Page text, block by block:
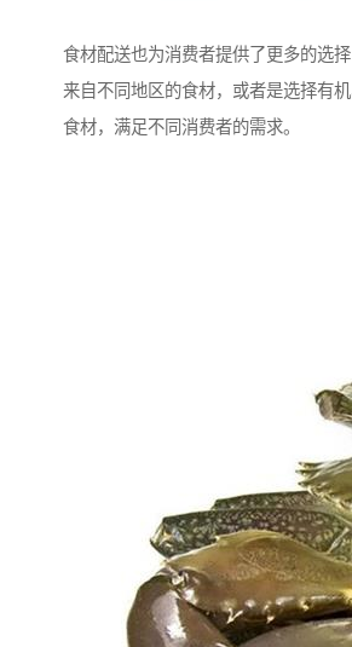
食材配送也为消费者提供了更多的选
来自不同地区的食材，或者是选择有
食材，满足不同消费者的需求。